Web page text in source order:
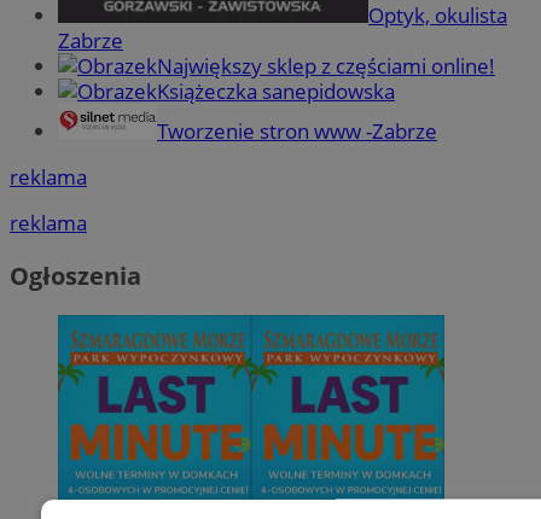
Optyk, okulista
Zabrze
Największy sklep z częściami online!
Książeczka sanepidowska
Tworzenie stron www -Zabrze
reklama
reklama
Ogłoszenia